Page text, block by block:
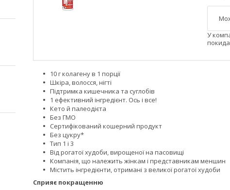
У
10 г колагену в 1 порції
Шкіра, волосся, нігті
Підтримка кишечника та суглобів
1 ефективний інгредієнт. Ось і все!
Кето й палеодієта
Без ГМО
Сертифікований кошерний продукт
Без цукру*
Тип 1 і 3
Від рогатої худоби, вирощеної на пасовищі
Компанія, що належить жінкам і представникам меншин
Містить інгредієнти, отримані з великої рогатої худоби
Сприяє покращенню